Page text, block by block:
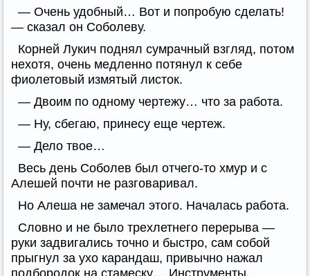
— Очень удобный… Вот и попробую сделать!
— сказал он Соболеву.
Корней Лукич поднял сумрачный взгляд, потом
нехотя, очень медленно потянул к себе
фиолетовый измятый листок.
— Двоим по одному чертежу… что за работа.
— Ну, сбегаю, принесу еще чертеж.
— Дело твое…
Весь день Соболев был отчего-то хмур и с
Алешей почти не разговаривал.
Но Алеша не замечал этого. Началась работа.
Словно и не было трехлетнего перерыва —
руки задвигались точно и быстро, сам собой
прыгнул за ухо карандаш, привычно нажал
подбородок на стамеску… Инструменты,